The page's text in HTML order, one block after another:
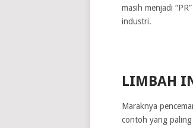
masih menjadi
industri.
LIMBAH
Maraknya
contoh yang paling